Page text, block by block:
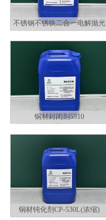
不锈钢不锈铁二合一电解抛光
铜材封闭剂5510
铜材钝化剂CP-530L(浓缩)